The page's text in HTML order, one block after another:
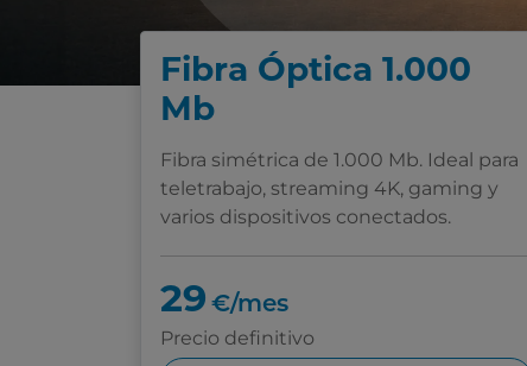
Escoge tu tarifa
Fibra Óptica 1.000
Mb
Fibra simétrica de 1.000 Mb. Ideal para
teletrabajo, streaming 4K, gaming y
varios dispositivos conectados.
29 €/mes
Precio definitivo